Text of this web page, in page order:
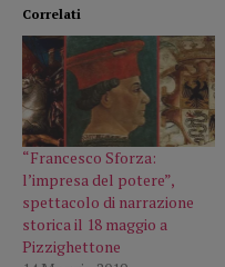
Correlati
“Francesco Sforza:
l’impresa del potere”,
spettacolo di narrazione
storica il 18 maggio a
Pizzighettone